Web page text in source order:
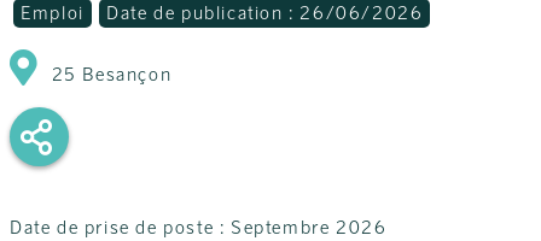
Emploi Date de publication : 26/06/2026
25 Besançon
Date de prise de poste : Septembre 2026